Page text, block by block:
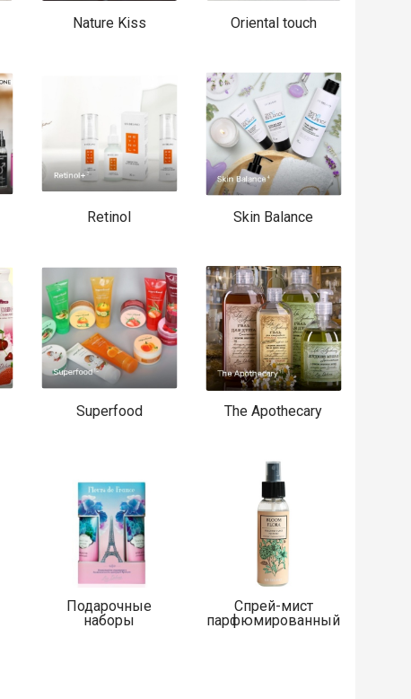
Nature Kiss Oriental touch
Retinol Skin Balance
Superfood The Apothecary
Подарочные
наборы
Спрей-мист
парфюмированный